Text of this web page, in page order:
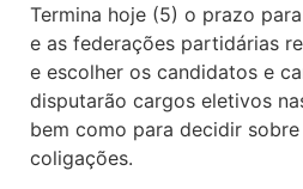
Termina hoje (5) o prazo
e as federações partidárias
e escolher os candidatos e
disputarão cargos eletivos
bem como para decidir
coligações.